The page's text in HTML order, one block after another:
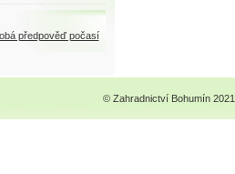
© Zahradnictví Bohumín